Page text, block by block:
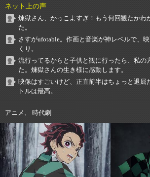
ネット上の声
煉獄さん、かっこよすぎ！もう何回観たかわ
た。
さすがufotable。作画と音楽が神レベルで、
くり。
流行ってるからと子供と観に行ったら、私の
た。煉獄さんの生き様に感動します。
映像はすごいけど、正直前半はちょっと退屈
トルは最高。
アニメ、 時代劇